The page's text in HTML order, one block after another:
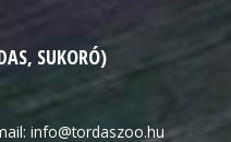
SUKORÓ)
info@tordaszoo.hu